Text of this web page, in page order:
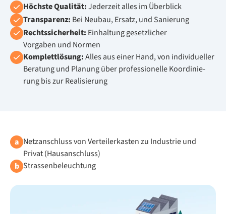
Höchs­te Qua­li­tät:Je­der­zeit al­les im Über­blick
Trans­pa­renz: Bei Neu­bau, Er­satz, und Sa­nie­rung
Rechts­si­cher­heit: Ein­hal­tung ge­setz­li­cher
Vor­ga­ben und Nor­men
Kom­plett­lö­sung:Al­les aus ei­ner Hand, von in­di­vi­du­el­ler
Be­ra­tung und Pla­nung über pro­fes­sio­nel­le Ko­or­di­nie­
rung bis zur Rea­li­sie­rung
a Netzanschluss von Verteilerkasten zu Industrie und
Privat (Hausanschluss)
b Strassenbeleuchtung